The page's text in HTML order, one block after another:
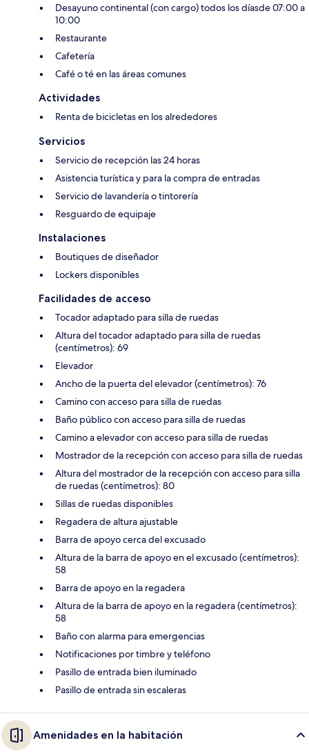
Desayuno continental (con cargo) todos los díasde 07:00 a
10:00
Restaurante
Cafetería
Café o té en las áreas comunes
Actividades
Renta de bicicletas en los alrededores
Servicios
Servicio de recepción las 24 horas
Asistencia turística y para la compra de entradas
Servicio de lavandería o tintorería
Resguardo de equipaje
Instalaciones
Boutiques de diseñador
Lockers disponibles
Facilidades de acceso
Tocador adaptado para silla de ruedas
Altura del tocador adaptado para silla de ruedas
(centímetros): 69
Elevador
Ancho de la puerta del elevador (centímetros): 76
Camino con acceso para silla de ruedas
Baño público con acceso para silla de ruedas
Camino a elevador con acceso para silla de ruedas
Mostrador de la recepción con acceso para silla de ruedas
Altura del mostrador de la recepción con acceso para silla
de ruedas (centímetros): 80
Sillas de ruedas disponibles
Regadera de altura ajustable
Barra de apoyo cerca del excusado
Altura de la barra de apoyo en el excusado (centímetros):
58
Barra de apoyo en la regadera
Altura de la barra de apoyo en la regadera (centímetros):
58
Baño con alarma para emergencias
Notificaciones por timbre y teléfono
Pasillo de entrada bien iluminado
Pasillo de entrada sin escaleras
Amenidades en la habitación